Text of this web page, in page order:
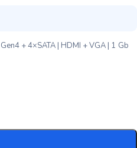
+ 4×SATA | HDMI + VGA | 1 Gb